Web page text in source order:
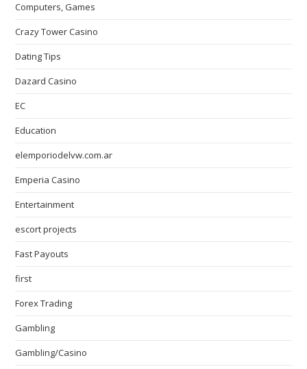
Computers, Games
Crazy Tower Сasino
Dating Tips
Dazard Casino
EC
Education
elemporiodelvw.com.ar
Emperia Casino
Entertainment
escort projects
Fast Payouts
first
Forex Trading
Gambling
Gambling/Casino